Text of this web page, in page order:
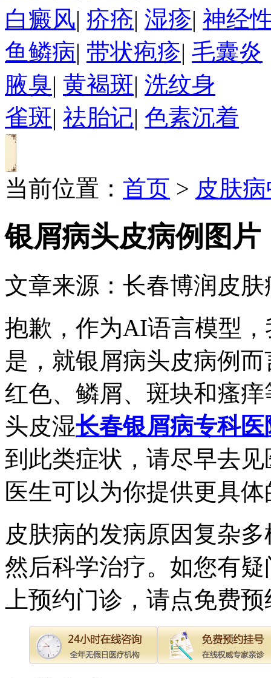
白癜风| 疥疮| 湿疹| 神经
鱼鳞病| 带状疱疹| 毛囊炎
腋臭| 黄褐斑| 洗纹身
雀斑| 祛胎记| 色素沉着
当前位置： 首页 > 皮肤
银屑病头皮病例图片
文章来源：长春博润皮肤
抱歉，作为AI语言模型
是，就银屑病头皮病例
红色、鳞屑、斑块和瘙
头皮湿长春银屑病专科医
到此类症状，请尽早去
医生可以为你提供更具
皮肤病的发病原因复杂
然后科学治疗。如您有
上预约门诊，请点免费